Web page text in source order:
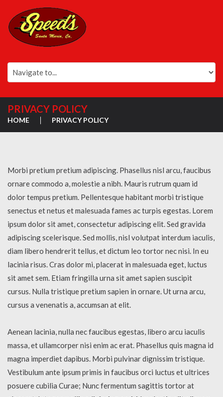
PRIVACY POLICY
HOME PRIVACY POLICY
Morbi pretium pretium adipiscing. Phasellus nisl arcu, faucibus
ornare commodo a, molestie a nibh. Mauris rutrum quam id
dolor tempus pretium. Pellentesque habitant morbi tristique
senectus et netus et malesuada fames ac turpis egestas. Lorem
ipsum dolor sit amet, consectetur adipiscing elit. Sed gravida
adipiscing scelerisque. Sed mollis, nisl volutpat interdum iaculis,
diam libero hendrerit tellus, et dictum leo tortor nec nisi. In eu
lacinia risus. Cras dolor mi, placerat in malesuada eget, luctus
sit amet sem. Etiam fringilla urna sit amet sapien suscipit
cursus. Nulla tristique pretium sapien in ornare. Ut urna arcu,
cursus a venenatis a, accumsan at elit.
Aenean lacinia, nulla nec faucibus egestas, libero arcu iaculis
massa, et ullamcorper nisi enim ac erat. Phasellus quis magna id
magna imperdiet dapibus. Morbi pulvinar dignissim tristique.
Vestibulum ante ipsum primis in faucibus orci luctus et ultrices
posuere cubilia Curae; Nunc fermentum sagittis tortor at